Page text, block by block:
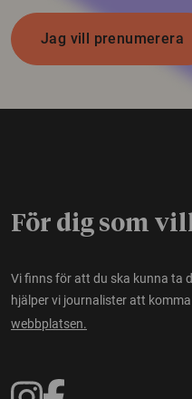
Jag vill prenumerera
För dig som
Vi finns för att du ska kunna ta
hjälper vi journalister att
webbplatsen.